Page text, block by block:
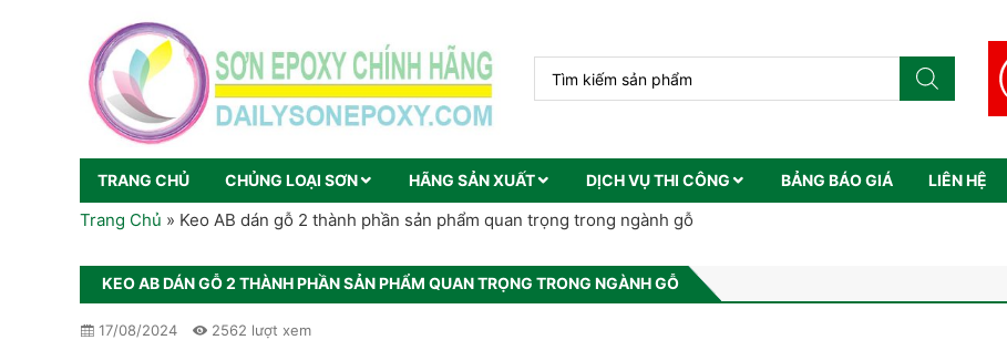
TRANG CHỦ CHỦNG LOẠI SƠN HÃNG SẢN XUẤT DỊCH VỤ THI CÔNG BẢNG BÁO GIÁ LIÊN HỆ
Trang Chủ » Keo AB dán gỗ 2 thành phần sản phẩm quan trọng trong ngành gỗ
KEO AB DÁN GỖ 2 THÀNH PHẦN SẢN PHẨM QUAN TRỌNG TRONG NGÀNH GỖ
17/08/2024 2562 lượt xem